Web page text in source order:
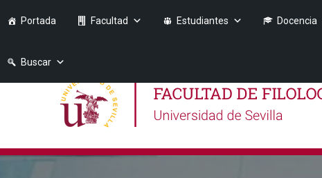
Portada Facultad Estudiantes Docencia
Buscar